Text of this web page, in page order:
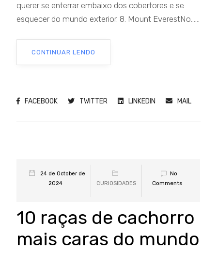
querer se enterrar embaixo dos cobertores e se
esquecer do mundo exterior. 8. Mount EverestNo......
CONTINUAR LENDO
FACEBOOK TWITTER LINKEDIN MAIL
24 de October de
2024
CURIOSIDADES
No
Comments
10 raças de cachorro
mais caras do mundo